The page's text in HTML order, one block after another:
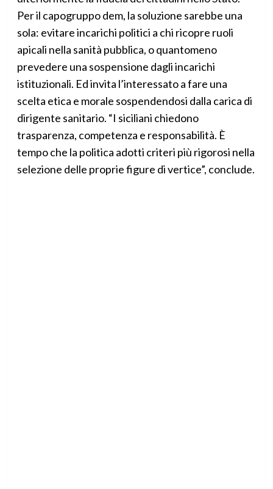
Per il capogruppo dem, la soluzione sarebbe una
sola: evitare incarichi politici a chi ricopre ruoli
apicali nella sanità pubblica, o quantomeno
prevedere una sospensione dagli incarichi
istituzionali. Ed invita l’interessato a fare una
scelta etica e morale sospendendosi dalla carica di
dirigente sanitario. “I siciliani chiedono
trasparenza, competenza e responsabilità. È
tempo che la politica adotti criteri più rigorosi nella
selezione delle proprie figure di vertice”, conclude.